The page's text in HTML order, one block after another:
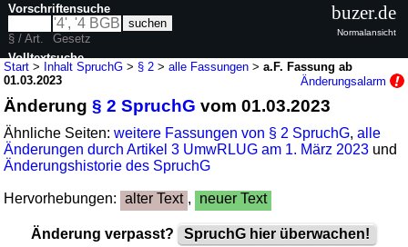
Start > Inhalt SpruchG > § 2 >alle Fassungen >a.F. Fassung ab
01.03.2023
Änderungsalarm
Änderung§ 2 SpruchG vom 01.03.2023
Ähnliche Seiten:weitere Fassungen von § 2 SpruchG,alle
Änderungen durch Artikel 3 UmwRLUG am 1. März 2023 und
Änderungshistorie des SpruchG
Hervorhebungen: alter Text , neuer Text
Änderung verpasst? SpruchG hier überwachen!
Vorschriftensuche
§ / Art.
Gesetz
Volltextsuche
buzer.de
Normalansicht